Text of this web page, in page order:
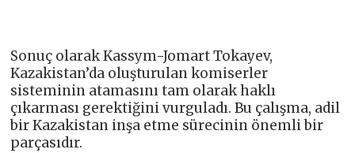
Sonuç olarak Kassym-Jomart Tokayev,
Kazakistan’da oluşturulan komiserler
sisteminin atamasını tam olarak haklı
çıkarması gerektiğini vurguladı. Bu çalışma, adil
bir Kazakistan inşa etme sürecinin önemli bir
parçasıdır.